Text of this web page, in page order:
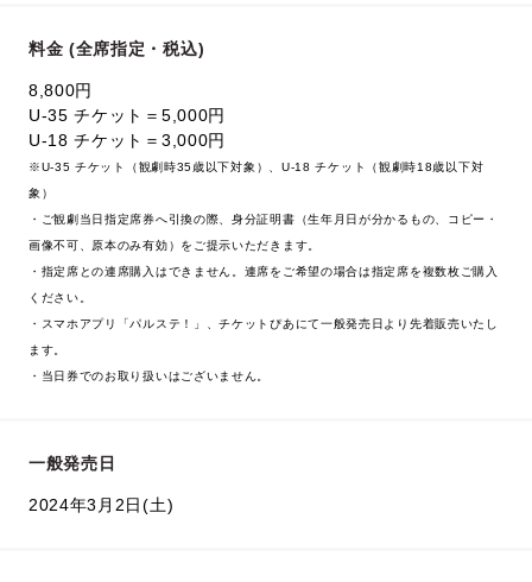
料金 (全席指定・税込)
8,800円
U-35 チケット＝5,000円
U-18 チケット＝3,000円
※U-35 チケット（観劇時35歳以下対象）、U-18 チケット（観劇時18歳以下対
象）
・ご観劇当日指定席券へ引換の際、身分証明書（生年月日が分かるもの、コピー・
画像不可、原本のみ有効）をご提示いただきます。
・指定席との連席購入はできません。連席をご希望の場合は指定席を複数枚ご購入
ください。
・スマホアプリ「パルステ！」、チケットぴあにて一般発売日より先着販売いたし
ます。
・当日券でのお取り扱いはございません。
一般発売日
2024年3月2日(土)